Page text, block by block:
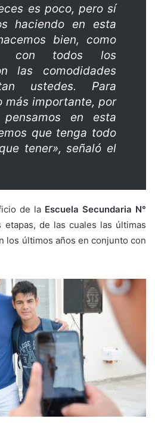
es poco, pero sí
haciendo en esta
bien, como
con todos los
las comodidades
ustedes. Para
más importante, por
en esta
que tenga todo
tener», señaló el
de la Escuela Secundaria N°
de las cuales las últimas
los últimos años en conjunto con